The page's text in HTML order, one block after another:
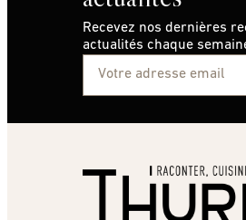
Recevez nos dernières
actualités chaque